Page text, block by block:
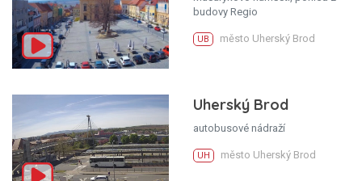
budovy Regio
UB město Uherský Brod
Uherský Brod
autobusové nádraží
UH město Uherský Brod